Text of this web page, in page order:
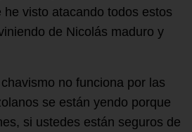
visto atacando todos estos
de Nicolás maduro y
no funciona por las
se están yendo porque
si ustedes están seguros de